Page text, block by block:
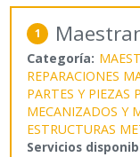
1
Categoría:
REPARACIONES
PARTES Y PIEZAS
MECANIZADOS Y
ESTRUCTURAS
Servicios